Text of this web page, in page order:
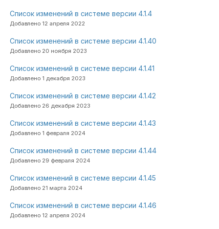
Список изменений в системе версии 4.1.4
Добавлено 12 апреля 2022
Список изменений в системе версии 4.1.40
Добавлено 20 ноября 2023
Список изменений в системе версии 4.1.41
Добавлено 1 декабря 2023
Список изменений в системе версии 4.1.42
Добавлено 26 декабря 2023
Список изменений в системе версии 4.1.43
Добавлено 1 февраля 2024
Список изменений в системе версии 4.1.44
Добавлено 29 февраля 2024
Список изменений в системе версии 4.1.45
Добавлено 21 марта 2024
Список изменений в системе версии 4.1.46
Добавлено 12 апреля 2024